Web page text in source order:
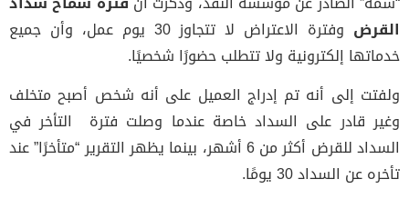
وفترة الاعتراض لا تتجاوز 30 يوم عمل، وأن جميع
إلكترونية ولا تتطلب حضورًا شخصيًا.
إلى أنه تم إدراج العميل على أنه شخص أصبح متخلف
قادر على السداد خاصة عندما وصلت فترة التأخر في
السداد للقرض أكثر من 6 أشهر، بينما يظهر التقرير “متأخرًا” عند
عن السداد 30 يومًا.